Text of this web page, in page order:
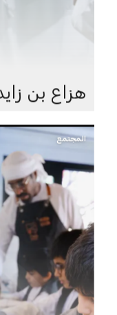
هزاع بن
المجتمع